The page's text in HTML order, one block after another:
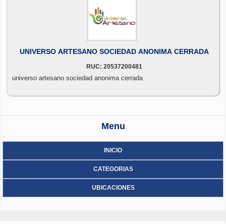
UNIVERSO ARTESANO SOCIEDAD ANONIMA CERRADA
RUC: 20537200481
universo artesano sociedad anonima cerrada
Menu
INICIO
CATEGORIAS
UBICACIONES